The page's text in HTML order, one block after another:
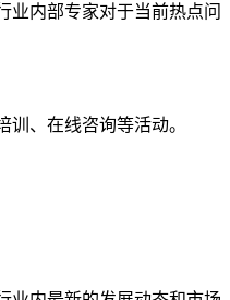
业内部专家对于当前热点问
、在线咨询等活动。